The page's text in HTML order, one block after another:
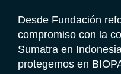
Desde Fundación
compromiso con la
Sumatra en
protegemos en